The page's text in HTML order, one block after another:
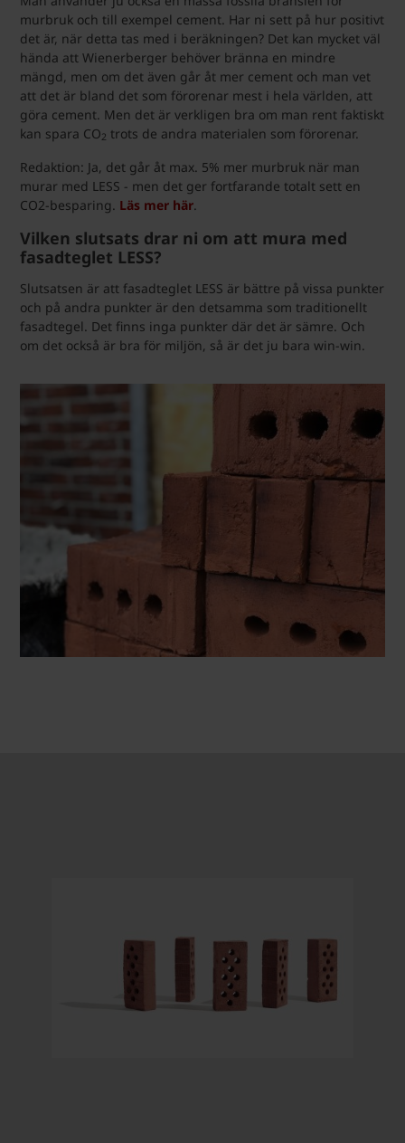
murbruk och till exempel cement. Har ni sett på hur positivt
det är, när detta tas med i beräkningen? Det kan mycket väl
hända att Wienerberger behöver bränna en mindre
mängd, men om det även går åt mer cement och man vet
att det är bland det som förorenar mest i hela världen, att
göra cement. Men det är verkligen bra om man rent faktiskt
kan spara CO2 trots de andra materialen som förorenar.
Redaktion: Ja, det går åt max. 5% mer murbruk när man
murar med LESS - men det ger fortfarande totalt sett en
CO2-besparing. Läs mer här.
Vilken slutsats drar ni om att mura med
fasadteglet LESS?
Slutsatsen är att fasadteglet LESS är bättre på vissa punkter
och på andra punkter är den detsamma som traditionellt
fasadtegel. Det finns inga punkter där det är sämre. Och
om det också är bra för miljön, så är det ju bara win-win.